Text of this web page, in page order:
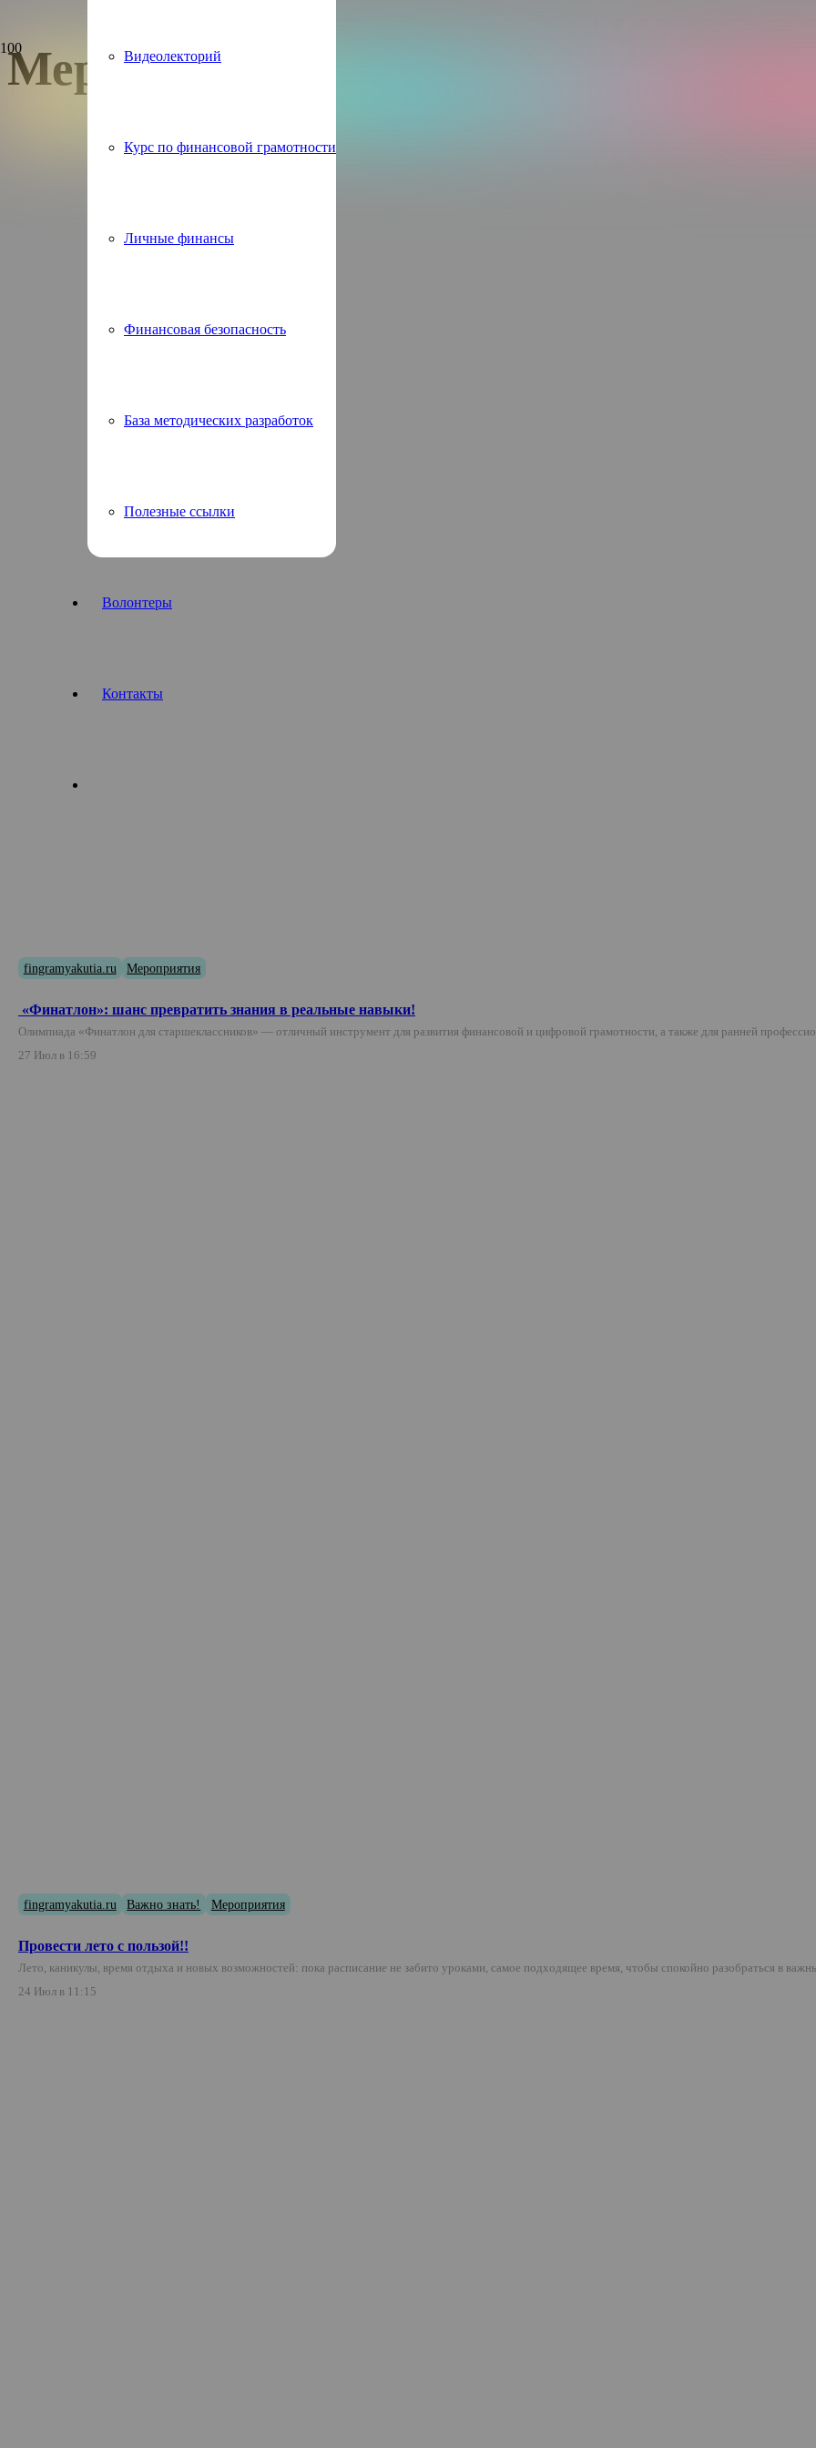
Видеолекторий
Курс по финансовой грамотности
Личные финансы
Финансовая безопасность
База методических разработок
Полезные ссылки
Волонтеры
Контакты
Мероприятия
fingramyakutia.ru Мероприятия
«Финатлон»: шанс превратить знания в реальные навыки!
Олимпиада «Финатлон для старшеклассников» — отличный инструмент для развития финансовой и цифровой грамотности, а также для ранней
27 Июл в 16:59
fingramyakutia.ru Важно знать! Мероприятия
Провести лето с пользой!!
Лето, каникулы, время отдыха и новых возможностей: пока расписание не забито уроками, самое подходящее время, чтобы спокойно разобраться в
24 Июл в 11:15